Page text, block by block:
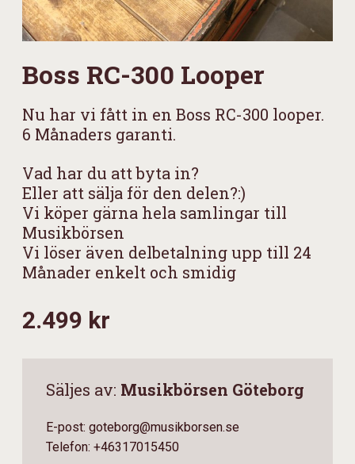
Boss RC-300 Looper
Nu har vi fått in en Boss RC-300 looper.
6 Månaders garanti.
Vad har du att byta in?
Eller att sälja för den delen?:)
Vi köper gärna hela samlingar till
Musikbörsen
Vi löser även delbetalning upp till 24
Månader enkelt och smidig
2.499 kr
Säljes av: Musikbörsen Göteborg
E-post: goteborg@musikborsen.se
Telefon: +46317015450